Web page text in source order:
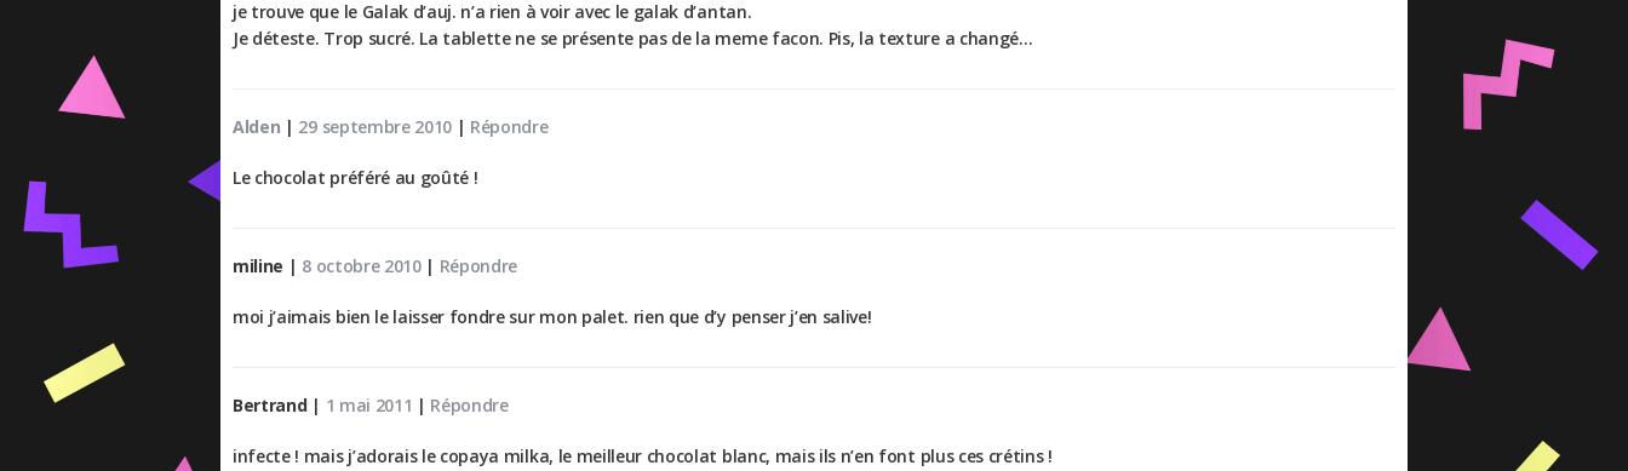
je trouve que le Galak d’auj. n’a rien à voir avec le galak d’antan.
Je déteste. Trop sucré. La tablette ne se présente pas de la meme facon. Pis, la texture a changé…
Alden | 29 septembre 2010 | Répondre
Le chocolat préféré au goûté !
miline | 8 octobre 2010| Répondre
moi j’aimais bien le laisser fondre sur mon palet. rien que d’y penser j’en salive!
Bertrand | 1 mai 2011 | Répondre
infecte ! mais j’adorais le copaya milka, le meilleur chocolat blanc, mais ils n’en font plus ces crétins !